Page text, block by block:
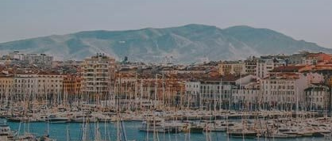
agence
Contact